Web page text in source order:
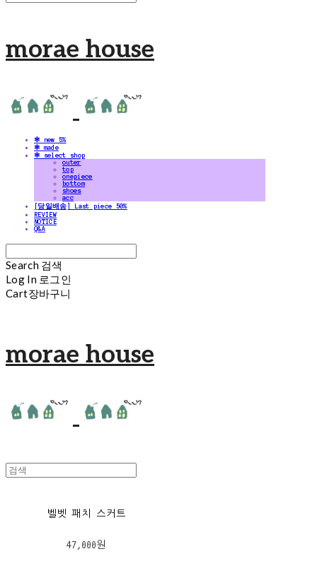
morae house
✻ new 5%
✻ made
✻ select shop
outer
top
onepiece
bottom
shoes
acc
[당일배송] Last piece 50%
REVIEW
NOTICE
Q&A
Search 검색
Log In 로그인
Cart장바구니
morae house
벨벳 패치 스커트
47,000원